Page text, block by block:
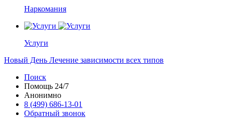
Наркомания
Услуги
Новый День Лечение зависимости всех типов
Поиск
Помощь 24/7
Анонимно
8 (499) 686-13-01
Обратный звонок